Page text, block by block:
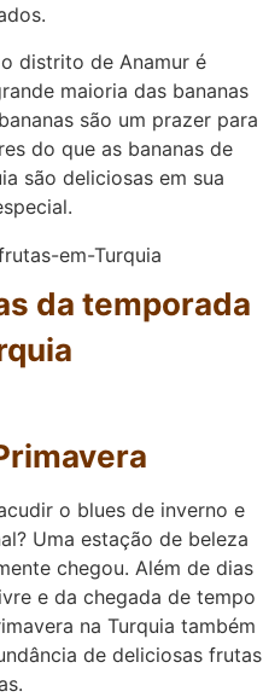
distrito de Anamur é
maioria das bananas
são um prazer para
do que as bananas de
são deliciosas em sua
da temporada
o blues de inverno e
Uma estação de beleza
chegou. Além de dias
e da chegada de tempo
na Turquia também
de deliciosas frutas